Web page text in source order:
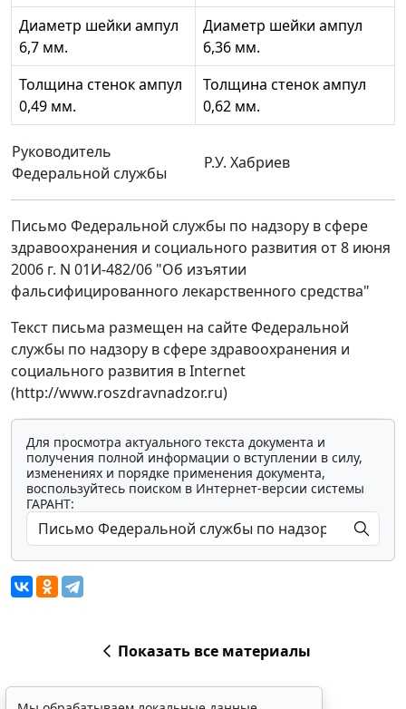
Диаметр шейки ампул
6,7 мм.
Диаметр шейки ампул
6,36 мм.
Толщина стенок ампул
0,49 мм.
Толщина стенок ампул
0,62 мм.
Руководитель
Федеральной службы
Р.У. Хабриев
Письмо Федеральной службы по надзору в сфере
здравоохранения и социального развития от 8 июня
2006 г. N 01И-482/06 "Об изъятии
фальсифицированного лекарственного средства"
Текст письма размещен на сайте Федеральной
службы по надзору в сфере здравоохранения и
социального развития в Internet
(http://www.roszdravnadzor.ru)
Для просмотра актуального текста документа и
получения полной информации о вступлении в силу,
изменениях и порядке применения документа,
воспользуйтесь поиском в Интернет-версии системы
ГАРАНТ:
Показать все материалы